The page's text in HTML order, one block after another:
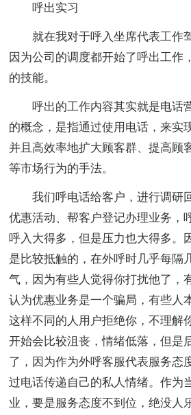
呼出实习
就在我对于呼入坐席代表工作
因为公司的调度都开始了呼出工作
的技能。
呼出的工作内容其实就是电话
的概念，是指通过使用电话，来实
并且高效率地扩大顾客群、提高顾
等市场行为的手法。
我们呼电话给客户，进行调研
优惠活动、帮客户登记办理业务，
呼入大得多，但是压力也大得多。
是比较抵触的，在外呼时几乎每隔
气，因为有些人觉得你打扰他了，
认为优惠业务是一个骗局，有些人
这样不同的人用户拒绝你，不理解
开始会比较沮丧，情绪低落，但是
了，因为作为外呼客服代表服务态
过电话传递自己的私人情绪。作为
业，要是服务态度不到位，绝没人